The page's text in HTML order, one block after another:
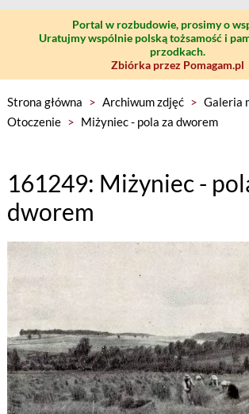
Portal w rozbudowie, prosimy o
Uratujmy wspólnie polską tożsamość i
przodkach.
Zbiórka przez Pomagam.pl
Strona główna > Archiwum zdjęć > Galeria
Otoczenie > Miżyniec - pola za dworem
161249: Miżyniec -
dworem